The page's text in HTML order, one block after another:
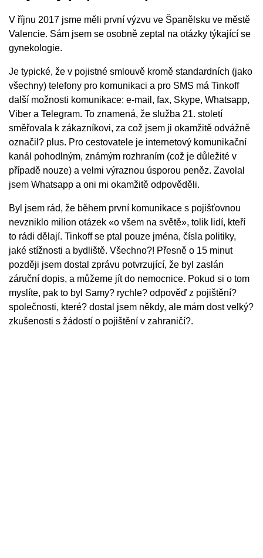
V říjnu 2017 jsme měli první výzvu ve Španělsku ve městě
Valencie. Sám jsem se osobně zeptal na otázky týkající se
gynekologie.
Je typické, že v pojistné smlouvě kromě standardních (jako
všechny) telefony pro komunikaci a pro SMS má Tinkoff
další možnosti komunikace: e-mail, fax, Skype, Whatsapp,
Viber a Telegram. To znamená, že služba 21. století
směřovala k zákazníkovi, za což jsem ji okamžitě odvážně
označil? plus. Pro cestovatele je internetový komunikační
kanál pohodlným, známým rozhraním (což je důležité v
případě nouze) a velmi výraznou úsporou peněz. Zavolal
jsem Whatsapp a oni mi okamžitě odpověděli.
Byl jsem rád, že během první komunikace s pojišťovnou
nevzniklo milion otázek «o všem na světě», tolik lidí, kteří
to rádi dělají. Tinkoff se ptal pouze jména, čísla politiky,
jaké stížnosti a bydliště. Všechno?! Přesně o 15 minut
později jsem dostal zprávu potvrzující, že byl zaslán
záruční dopis, a můžeme jít do nemocnice. Pokud si o tom
myslíte, pak to byl Samy? rychle? odpověď z pojištění?
společnosti, které? dostal jsem někdy, ale mám dost velký?
zkušenosti s žádostí o pojištění v zahraničí?.